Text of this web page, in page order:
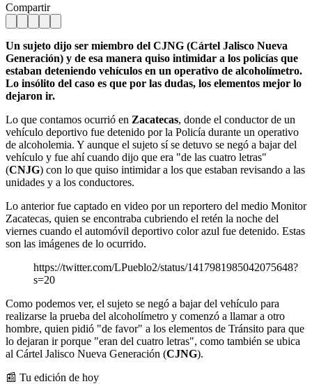
Compartir
Un sujeto dijo ser miembro del CJNG (Cártel Jalisco Nueva
Generación) y de esa manera quiso intimidar a los policías que
estaban deteniendo vehículos en un operativo de alcoholímetro.
Lo insólito del caso es que por las dudas, los elementos mejor lo
dejaron ir.
Lo que contamos ocurrió en Zacatecas, donde el conductor de un
vehículo deportivo fue detenido por la Policía durante un operativo
de alcoholemia. Y aunque el sujeto sí se detuvo se negó a bajar del
vehículo y fue ahí cuando dijo que era "de las cuatro letras"
(CNJG) con lo que quiso intimidar a los que estaban revisando a las
unidades y a los conductores.
Lo anterior fue captado en video por un reportero del medio Monitor
Zacatecas, quien se encontraba cubriendo el retén la noche del
viernes cuando el automóvil deportivo color azul fue detenido. Estas
son las imágenes de lo ocurrido.
https://twitter.com/LPueblo2/status/1417981985042075648?
s=20
Como podemos ver, el sujeto se negó a bajar del vehículo para
realizarse la prueba del alcoholímetro y comenzó a llamar a otro
hombre, quien pidió "de favor" a los elementos de Tránsito para que
lo dejaran ir porque "eran del cuatro letras", como también se ubica
al Cártel Jalisco Nueva Generación (CJNG).
📰 Tu edición de hoy